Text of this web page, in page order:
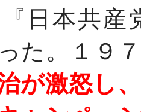
日本共産
た。１９
が激怒し